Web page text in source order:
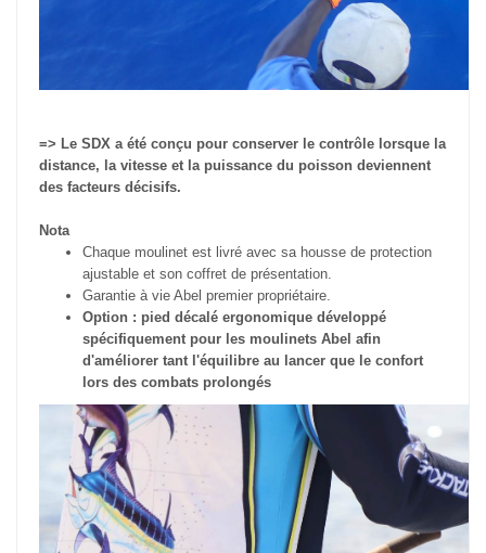
=> Le SDX a été conçu pour conserver le contrôle lorsque la
distance, la vitesse et la puissance du poisson deviennent
des facteurs décisifs.
Nota
Chaque moulinet est livré avec sa housse de protection
ajustable et son coffret de présentation.
Garantie à vie Abel premier propriétaire.
Option : pied décalé ergonomique développé
spécifiquement pour les moulinets Abel afin
d'améliorer tant l'équilibre au lancer que le confort
lors des combats prolongés